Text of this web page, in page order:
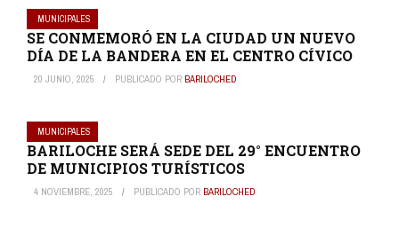
MUNICIPALES
SE CONMEMORÓ EN LA CIUDAD UN NUEVO
DÍA DE LA BANDERA EN EL CENTRO CÍVICO
20 JUNIO, 2025 PUBLICADO POR BARILOCHED
MUNICIPALES
BARILOCHE SERÁ SEDE DEL 29° ENCUENTRO
DE MUNICIPIOS TURÍSTICOS
4 NOVIEMBRE, 2025 PUBLICADO POR BARILOCHED